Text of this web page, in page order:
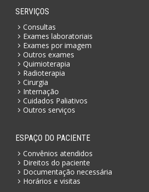
SERVIÇOS
Consultas
Exames laboratoriais
Exames por imagem
Outros exames
Quimioterapia
Radioterapia
Cirurgia
Internação
Cuidados Paliativos
Outros serviços
ESPAÇO DO PACIENTE
Convênios atendidos
Direitos do paciente
Documentação necessária
Horários e visitas